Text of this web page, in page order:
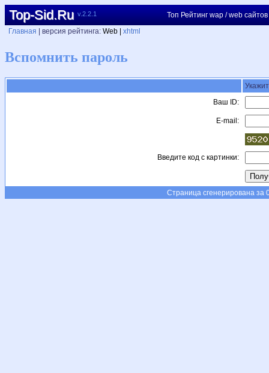
Top-Sid.Ru v.2.2.1
Топ Рейтинг wap / web сайтов
Главная
| версия рейтинга: Web | xhtml
Вспомнить пароль
Ваш ID:
E-mail:
Введите код с картинки:
Страница сгенерирована за